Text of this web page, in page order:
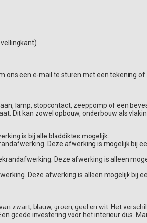
ons een e-mail te sturen met een tekening of
lamp, stopcontact, zeeppomp of een
Dit kan zowel opbouw, onderbouw als
is bij alle bladdiktes mogelijk.
Deze afwerking is mogelijk bij
Deze afwerking is alleen
Deze afwerking is alleen mogelijk bij
zwart, blauw, groen, geel en wit. Het
goede investering voor het interieur dus.